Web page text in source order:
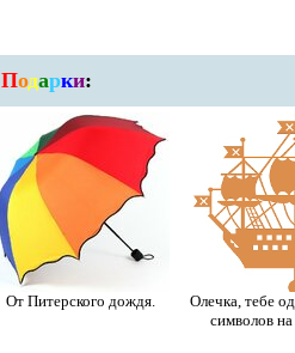
Подарки:
От Питерского дождя.
Олечка, тебе
символов